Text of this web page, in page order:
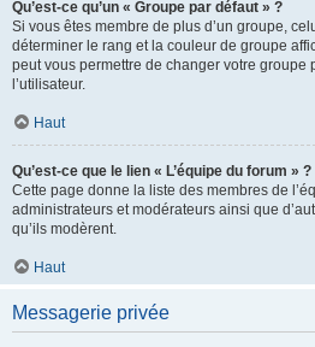
Qu’est-ce qu’un « Groupe par défaut » ?
Si vous êtes membre de plus d’un groupe,
déterminer le rang et la couleur de groupe
peut vous permettre de changer votre groupe
l’utilisateur.
Haut
Qu’est-ce que le lien « L’équipe du forum » ?
Cette page donne la liste des membres de
administrateurs et modérateurs ainsi que
qu’ils modèrent.
Haut
Messagerie privée